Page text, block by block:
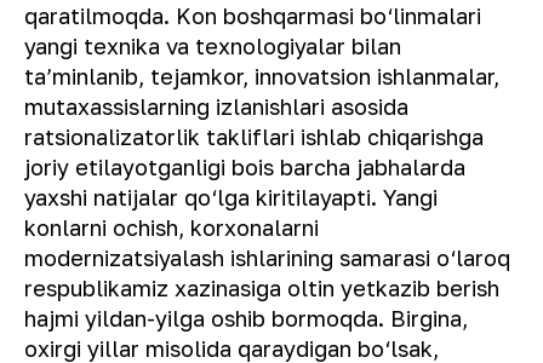
qaratilmoqda. Kon boshqarmasi bo‘linmalari
yangi texnika va texnologiyalar bilan
ta’minlanib, tejamkor, innovatsion ishlanmalar,
mutaxassislarning izlanishlari asosida
ratsionalizatorlik takliflari ishlab chiqarishga
joriy etilayotganligi bois barcha jabhalarda
yaxshi natijalar qo‘lga kiritilayapti. Yangi
konlarni ochish, korxonalarni
modernizatsiyalash ishlarining samarasi o‘laroq
respublikamiz xazinasiga oltin yetkazib berish
hajmi yildan-yilga oshib bormoqda. Birgina,
oxirgi yillar misolida qaraydigan bo‘lsak,